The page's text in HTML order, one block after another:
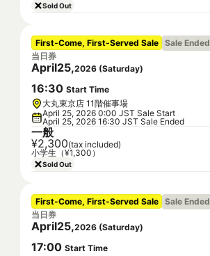
Sold Out
First-Come, First-Served Sale Sale Ended
当日券
April25,2026 (Saturday)
16:30 Start Time
大丸東京店 11階催事場
April 25, 2026 0:00 JST Sale Start
April 25, 2026 16:30 JST Sale Ended
一般
¥2,300(tax included)
小学生（¥1,300）
Sold Out
First-Come, First-Served Sale Sale Ended
当日券
April25,2026 (Saturday)
17:00 Start Time